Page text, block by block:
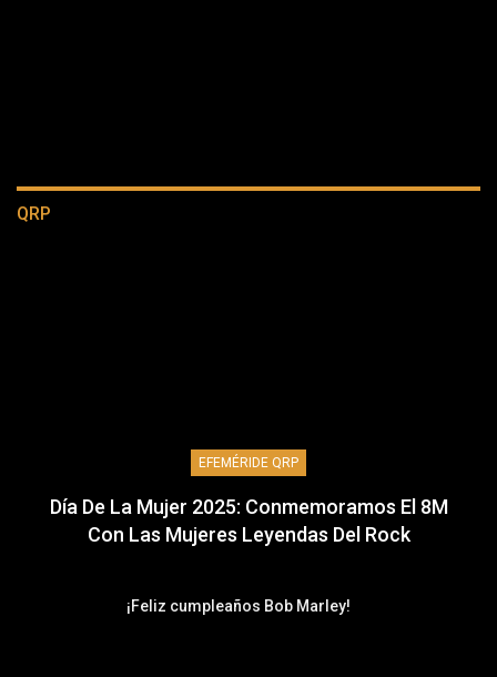
QRP
EFEMÉRIDE QRP
Día De La Mujer 2025: Conmemoramos El 8M
Con Las Mujeres Leyendas Del Rock
¡Feliz cumpleaños Bob Marley!